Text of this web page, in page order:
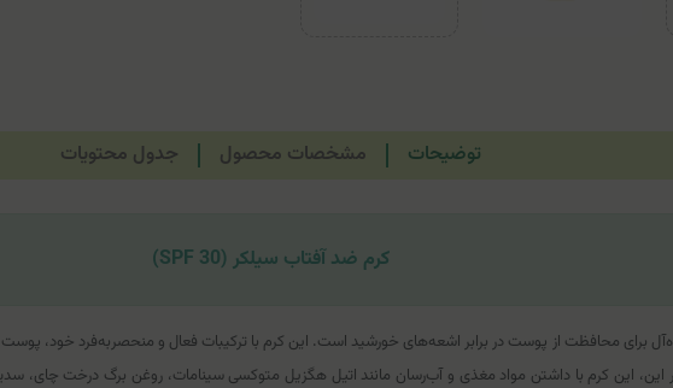
توضیحات مشخصات محصول جدول محتویات
کرم ضد آفتاب سیلکر (SPF 30)